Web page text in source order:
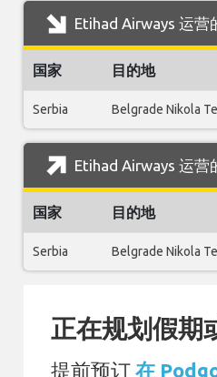
Etihad Airways 运营
国家 目的地
Serbia Belgrade Nikola
Etihad Airways 运营
国家 目的地
Serbia Belgrade Nikola
正在规划假期
提前预订 在